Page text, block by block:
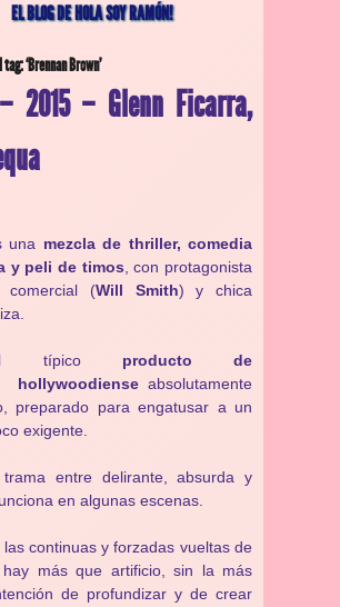
EL BLOG DE HOLA SOY RAMÓN!
‘Brennan Brown’
2015 – Glenn Ficarra,
una mezcla de thriller, comedia
y peli de timos , con protagonista
comercial (Will Smith) y chica
típico producto de
hollywoodiense absolutamente
preparado para engatusar a un
exigente.
entre delirante, absurda y
en algunas escenas.
las continuas y forzadas vueltas de
más que artificio, sin la más
de profundizar y de crear